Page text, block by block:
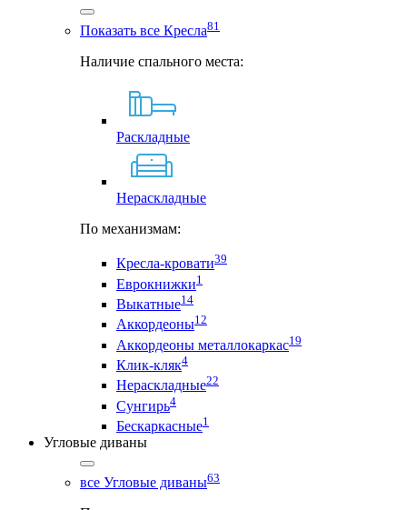
Показать все Кресла81
Наличие спального места:
Раскладные
Нераскладные
По механизмам:
Кресла-кровати39
Еврокнижки1
Выкатные14
Аккордеоны12
Аккордеоны металлокаркас19
Клик-кляк4
Нераскладные22
Сунгирь4
Бескаркасные1
Угловые диваны
все Угловые диваны63